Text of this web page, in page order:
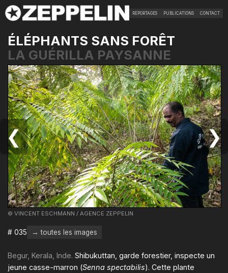
REPORTAGES PUBLICATIONS CONTACT
ÉLÉPHANTS SANS FORÊT
LA GUÉRILLA PAYSANNE
❮ ❯
Begur, Kerala, Inde. Shibukuttan, garde forestier, inspecte un
jeune casse-marron (Senna spectabilis). Cette plante
© VINCENT ESCHMANN / AGENCE ZEPPELIN
# 035 → toutes les images